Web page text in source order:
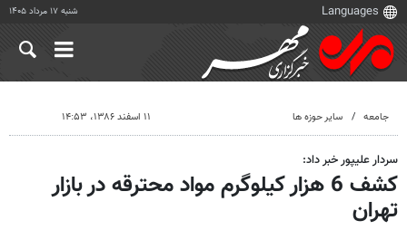
شنبه ۱۷ مرداد ۱۴۰۵
جامعه سایر حوزه ها ۱۱ اسفند ۱۳۸۶، ۱۴:۵۳
سردار علیپور خبر داد:
کشف 6 هزار کیلوگرم مواد محترقه در بازار
تهران